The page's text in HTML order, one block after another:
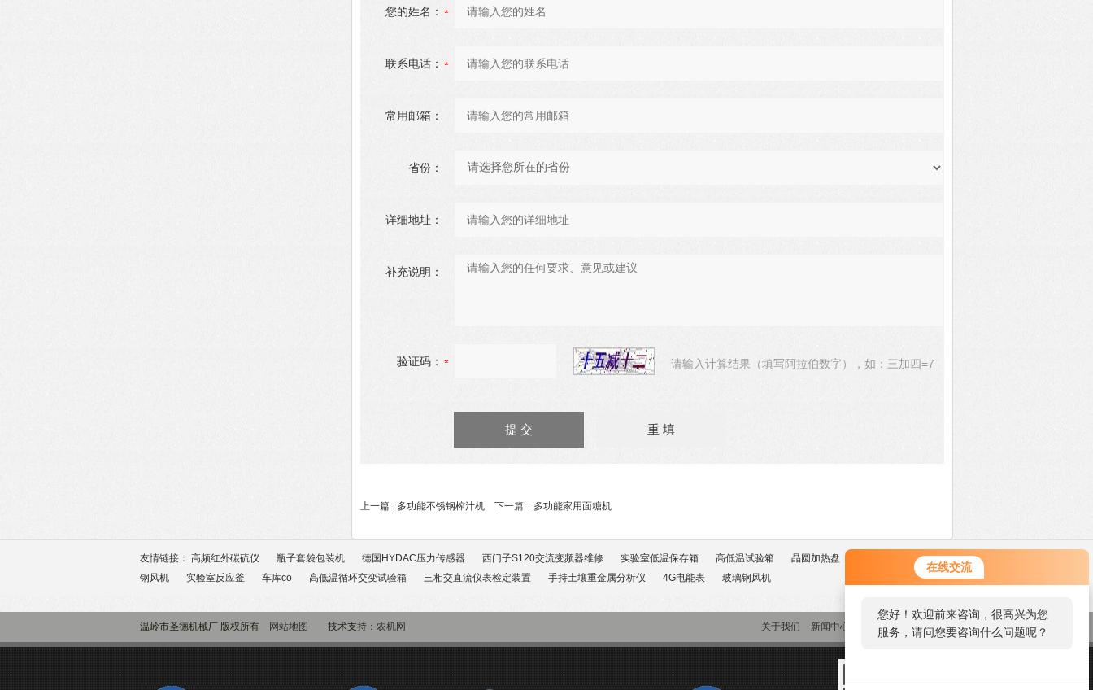
在线交流
您好！欢迎前来咨询，很高兴为您
服务，请问您要咨询什么问题呢？
您的姓名：
联系电话：
常用邮箱：
省份：
详细地址：
补充说明：
验证码： 请输入计算结果（填写阿拉伯数字），如：三加四=7
上一篇 : 多功能不锈钢榨汁机 下一篇 : 多功能家用面糖机
友情链接： 高频红外碳硫仪 瓶子套袋包装机 德国HYDAC压力传感器 西门子S120交流变频器维修 实验室低温保存箱 高低温试验箱 晶圆加热盘
玻璃
钢风机
实验室反应釜 车库co 高低温循环交变试验箱 三相交直流仪表检定装置 手持土壤重金属分析仪 4G电能表 玻璃钢风机
温岭市圣德机械厂 版权所有 网站地图 技术支持： 农机网 关于我们 新闻中心 产品中心 联系我们